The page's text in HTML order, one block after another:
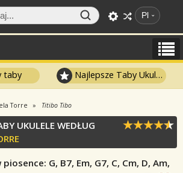
Pl
taby Najlepsze Taby Ukulele
Torre Titibo Tibo
UKULELE WEDŁUG
piosence: G, B7, Em, G7, C, Cm, D, Am,